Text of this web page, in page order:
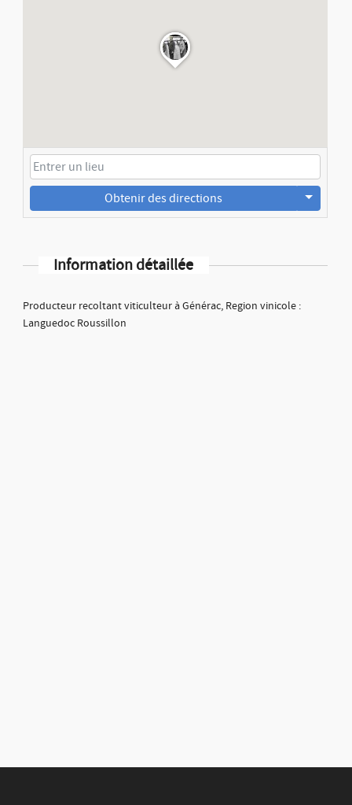
Obtenir des directions
Information détaillée
Producteur recoltant viticulteur à Générac, Region vinicole :
Languedoc Roussillon